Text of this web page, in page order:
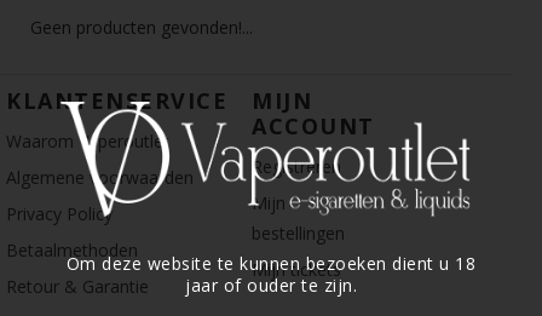
Om deze website te kunnen bezoeken dient u 18
jaar of ouder te zijn.
Geen producten gevonden!...
KLANTENSERVICE
Waarom Vaperoutlet
Algemene voorwaarden
Privacy Policy
Betaalmethoden
Retour & Garantie
MIJN
ACCOUNT
Registreren
Mijn
bestellingen
Mijn tickets